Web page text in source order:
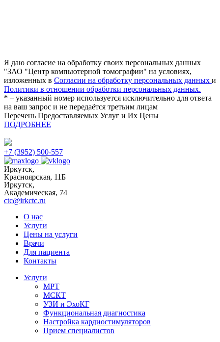
Я даю согласие на обработку своих персональных данных
"ЗАО "Центр компьютерной томографии" на условиях,
изложенных в Согласии на обработку персональных данных и
Политики в отношении обработки персональных данных.
* – указанный номер используется исключительно для ответа
на ваш запрос и не передаётся третьим лицам
Перечень Предоставляемых Услуг и Их Цены
ПОДРОБНЕЕ
+7 (3952) 500-557
Иркутск,
Красноярская, 11Б
Иркутск,
Академическая, 74
ctc@irkctc.ru
О нас
Услуги
Цены на услуги
Врачи
Для пациента
Контакты
Услуги
МРТ
МСКТ
УЗИ и ЭхоКГ
Функциональная диагностика
Настройка кардиостимуляторов
Прием специалистов